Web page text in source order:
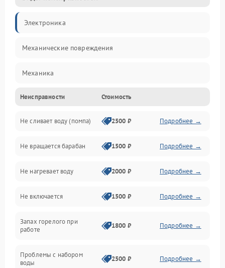
Электроника
Механические повреждения
Механика
Электропитание
Водоснабжение
Слив
Программное обеспечение
Неисправности Стоимость
Не сливает воду (помпа) 2500 ₽ Подробнее →
Не вращается барабан 1500 ₽ Подробнее →
Не нагревает воду 2000 ₽ Подробнее →
Не включается 1500 ₽ Подробнее →
Запах горелого при
работе
1800 ₽ Подробнее →
Проблемы с набором
воды
2500 ₽ Подробнее →